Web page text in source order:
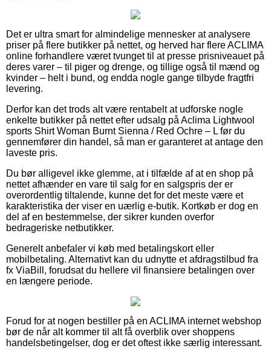
Det er ultra smart for almindelige mennesker at analysere
priser på flere butikker på nettet, og herved har flere ACLIMA
online forhandlere været tvunget til at presse prisniveauet på
deres varer – til piger og drenge, og tillige også til mænd og
kvinder – helt i bund, og endda nogle gange tilbyde fragtfri
levering.
Derfor kan det trods alt være rentabelt at udforske nogle
enkelte butikker på nettet efter udsalg på Aclima Lightwool
sports Shirt Woman Burnt Sienna / Red Ochre – L før du
gennemfører din handel, så man er garanteret at antage den
laveste pris.
Du bør alligevel ikke glemme, at i tilfælde af at en shop på
nettet afhænder en vare til salg for en salgspris der er
overordentlig tiltalende, kunne det for det meste være et
karakteristika der viser en uærlig e-butik. Kortkøb er dog en
del af en bestemmelse, der sikrer kunden overfor
bedrageriske netbutikker.
Generelt anbefaler vi køb med betalingskort eller
mobilbetaling. Alternativt kan du udnytte et afdragstilbud fra
fx ViaBill, forudsat du hellere vil finansiere betalingen over
en længere periode.
Forud for at nogen bestiller på en ACLIMA internet webshop
bør de når alt kommer til alt få overblik over shoppens
handelsbetingelser, dog er det oftest ikke særlig interessant.